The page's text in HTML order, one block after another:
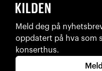
Meld deg på
oppdatert på hva som
konserthus.